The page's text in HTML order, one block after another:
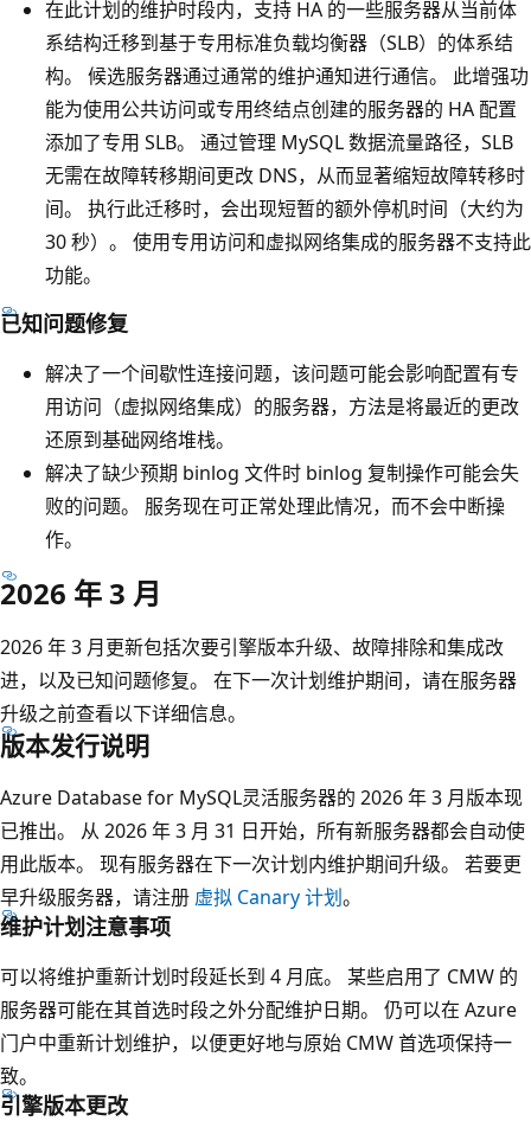
在此计划的维护时段内，支持 HA 的一些服务器从当前体
系结构迁移到基于专用标准负载均衡器（SLB）的体系结
构。 候选服务器通过通常的维护通知进行通信。 此增强功
能为使用公共访问或专用终结点创建的服务器的 HA 配置
添加了专用 SLB。 通过管理 MySQL 数据流量路径，SLB
无需在故障转移期间更改 DNS，从而显著缩短故障转移时
间。 执行此迁移时，会出现短暂的额外停机时间（大约为
30 秒）。 使用专用访问和虚拟网络集成的服务器不支持此
功能。
已知问题修复
解决了一个间歇性连接问题，该问题可能会影响配置有专
用访问（虚拟网络集成）的服务器，方法是将最近的更改
还原到基础网络堆栈。
解决了缺少预期 binlog 文件时 binlog 复制操作可能会失
败的问题。 服务现在可正常处理此情况，而不会中断操
作。
2026 年 3 月
2026 年 3 月更新包括次要引擎版本升级、故障排除和集成改
进，以及已知问题修复。 在下一次计划维护期间，请在服务器
升级之前查看以下详细信息。
版本发行说明
Azure Database for MySQL灵活服务器的 2026 年 3 月版本现
已推出。 从 2026 年 3 月 31 日开始，所有新服务器都会自动使
用此版本。 现有服务器在下一次计划内维护期间升级。 若要更
早升级服务器，请注册 虚拟 Canary 计划。
维护计划注意事项
可以将维护重新计划时段延长到 4 月底。 某些启用了 CMW 的
服务器可能在其首选时段之外分配维护日期。 仍可以在 Azure
门户中重新计划维护，以便更好地与原始 CMW 首选项保持一
致。
引擎版本更改